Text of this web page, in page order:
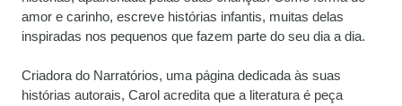
amor e carinho, escreve histórias infantis, muitas delas
inspiradas nos pequenos que fazem parte do seu dia a dia.
Criadora do Narratórios, uma página dedicada às suas
histórias autorais, Carol acredita que a literatura é peça